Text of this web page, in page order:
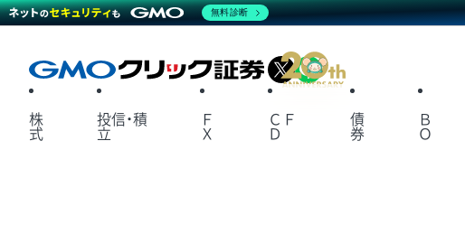
X
株
式
投信・積
立
Ｆ
Ｘ
ＣＦ
Ｄ
債
券
Ｂ
Ｏ
無料診断